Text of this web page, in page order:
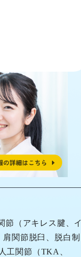
節（アキレス腱、イ
肩関節脱臼
、脱白制
工関節（TKA、